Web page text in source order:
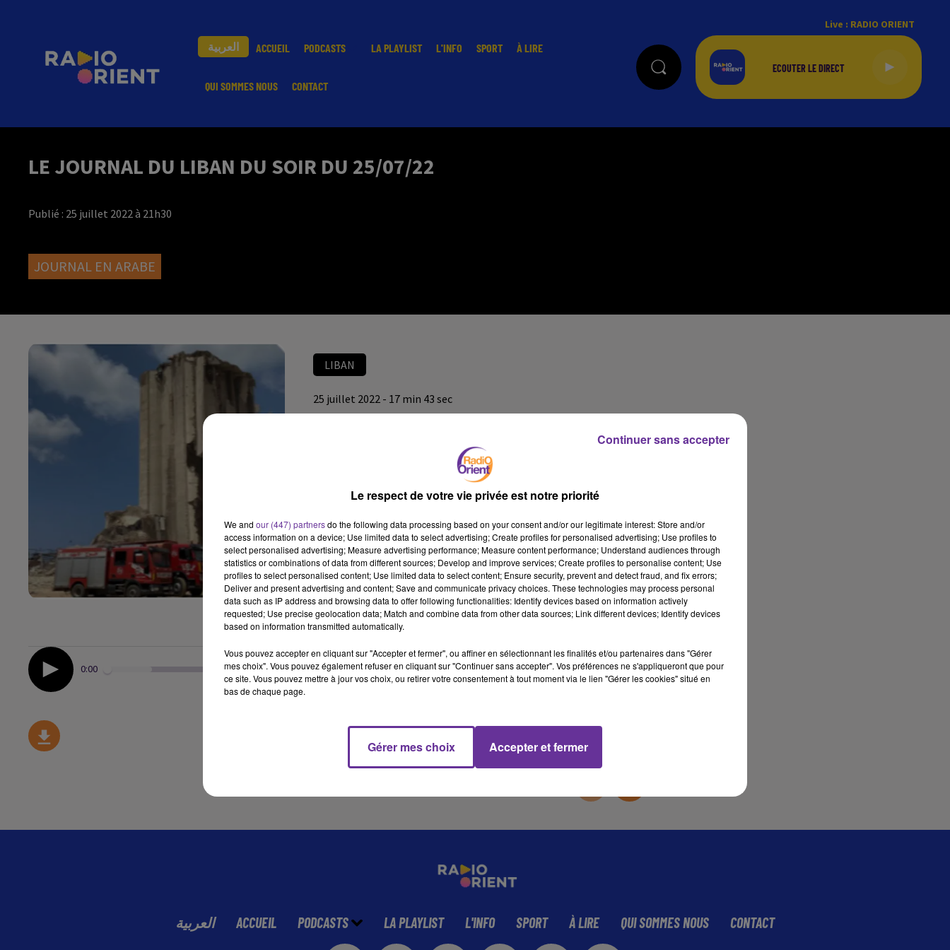
العربية ACCUEIL PODCASTS LA PLAYLIST L'INFO SPORT À LIRE
QUI SOMMES NOUS CONTACT
Live : RADIO ORIENT
LE JOURNAL DU LIBAN DU SOIR DU 25/07/22
Publié : 25 juillet 2022 à 21h30
JOURNAL EN ARABE
LIBAN
25 juillet 2022 - 17 min 43 sec
LE JOURNAL DU LIBAN DU SOIR DU 25/07/22
0:00 17 min 43 sec
العربية ACCUEIL PODCASTS LA PLAYLIST L'INFO SPORT À LIRE QUI SOMMES NOUS CONTACT
Le respect de votre vie privée est notre priorité
We and our (447) partnersdo the following data processing based on your consent and/or our legitimate interest: Store and/or
access information on a device; Use limited data to select advertising; Create profiles for personalised advertising; Use profiles to
select personalised advertising; Measure advertising performance; Measure content performance; Understand audiences through
statistics or combinations of data from different sources; Develop and improve services; Create profiles to personalise content; Use
profiles to select personalised content; Use limited data to select content; Ensure security, prevent and detect fraud, and fix errors;
Deliver and present advertising and content; Save and communicate privacy choices. These technologies may process personal
data such as IP address and browsing data to offer following functionalities: Identify devices based on information actively
requested; Use precise geolocation data; Match and combine data from other data sources; Link different devices; Identify devices
based on information transmitted automatically.
Vous pouvez accepter en cliquant sur "Accepter et fermer", ou affiner en sélectionnant les finalités et/ou partenaires dans "Gérer
mes choix". Vous pouvez également refuser en cliquant sur "Continuer sans accepter". Vos préférences ne s'appliqueront que pour
ce site. Vous pouvez mettre à jour vos choix, ou retirer votre consentement à tout moment via le lien "Gérer les cookies" situé en
bas de chaque page.
Gérer mes choix Accepter et fermer
Continuer sans accepter